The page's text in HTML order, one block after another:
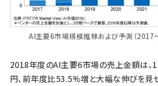
AI主要6市場規模推移および予測（2017
2018年度のAI主要6市場の売上金額は、
円、前年度比53.5%増と大幅な伸びを見